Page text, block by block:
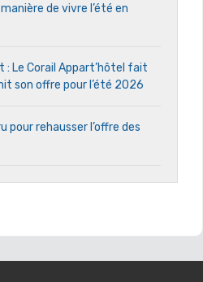
de vivre l’été en
: Le Corail Appart’hôtel fait
son offre pour l’été 2026
pour rehausser l’offre des